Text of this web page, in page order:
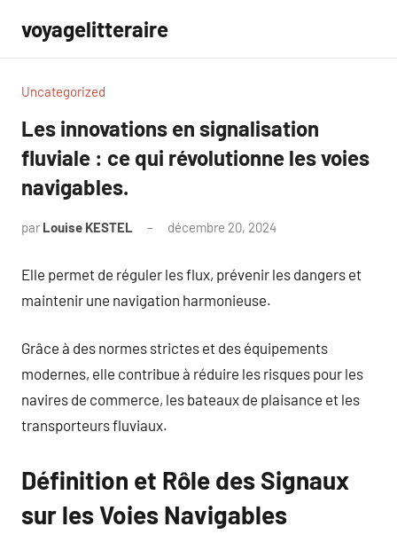
contenu
voyagelitteraire
Uncategorized
Les innovations en signalisation
fluviale : ce qui révolutionne les voies
navigables.
par Louise KESTEL décembre 20, 2024
Elle permet de réguler les flux, prévenir les dangers et
maintenir une navigation harmonieuse.
Grâce à des normes strictes et des équipements
modernes, elle contribue à réduire les risques pour les
navires de commerce, les bateaux de plaisance et les
transporteurs fluviaux.
Définition et Rôle des Signaux
sur les Voies Navigables